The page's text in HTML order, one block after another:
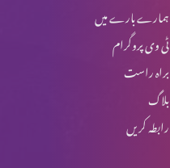
ہمارے بارے میں
ٹی وی پروگرام
براہ راست
بلاگ
رابطہ کریں